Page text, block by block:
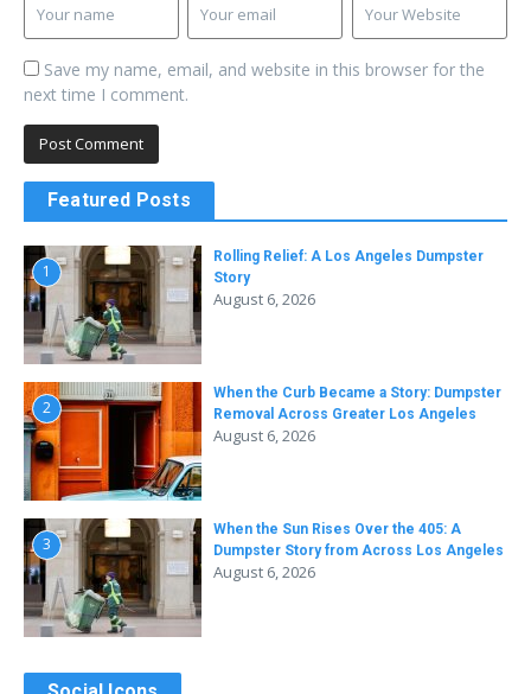
Save my name, email, and website in this browser for the
next time I comment.
Featured Posts
1
Rolling Relief: A Los Angeles Dumpster
Story
August 6, 2026
2
When the Curb Became a Story: Dumpster
Removal Across Greater Los Angeles
August 6, 2026
3
When the Sun Rises Over the 405: A
Dumpster Story from Across Los Angeles
August 6, 2026